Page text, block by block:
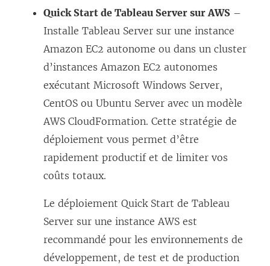
Quick Start de Tableau Server sur AWS –
Installe Tableau Server sur une instance
Amazon EC2 autonome ou dans un cluster
d’instances Amazon EC2 autonomes
exécutant Microsoft Windows Server,
CentOS ou Ubuntu Server avec un modèle
AWS CloudFormation. Cette stratégie de
déploiement vous permet d’être
rapidement productif et de limiter vos
coûts totaux.
Le déploiement Quick Start de Tableau
Server sur une instance AWS est
recommandé pour les environnements de
développement, de test et de production